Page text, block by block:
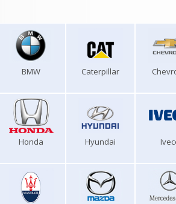
BMW Caterpillar
Honda Hyundai